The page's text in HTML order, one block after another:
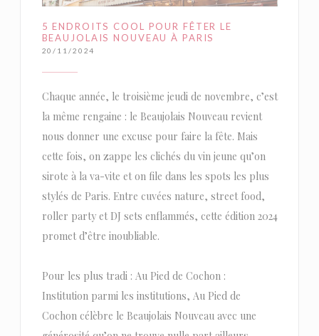
5 ENDROITS COOL POUR FÊTER LE
BEAUJOLAIS NOUVEAU À PARIS
20/11/2024
Chaque année, le troisième jeudi de novembre, c’est
la même rengaine : le Beaujolais Nouveau revient
nous donner une excuse pour faire la fête. Mais
cette fois, on zappe les clichés du vin jeune qu’on
sirote à la va-vite et on file dans les spots les plus
stylés de Paris. Entre cuvées nature, street food,
roller party et DJ sets enflammés, cette édition 2024
promet d’être inoubliable.
Pour les plus tradi : Au Pied de Cochon :
Institution parmi les institutions, Au Pied de
Cochon célèbre le Beaujolais Nouveau avec une